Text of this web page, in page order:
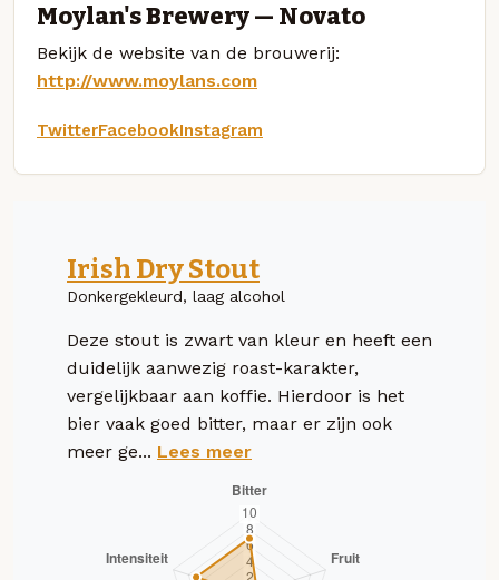
Moylan's Brewery — Novato
Bekijk de website van de brouwerij:
http://www.moylans.com
TwitterFacebookInstagram
Irish Dry Stout
Donkergekleurd, laag alcohol
Deze stout is zwart van kleur en heeft een
duidelijk aanwezig roast-karakter,
vergelijkbaar aan koffie. Hierdoor is het
bier vaak goed bitter, maar er zijn ook
meer ge... Lees meer